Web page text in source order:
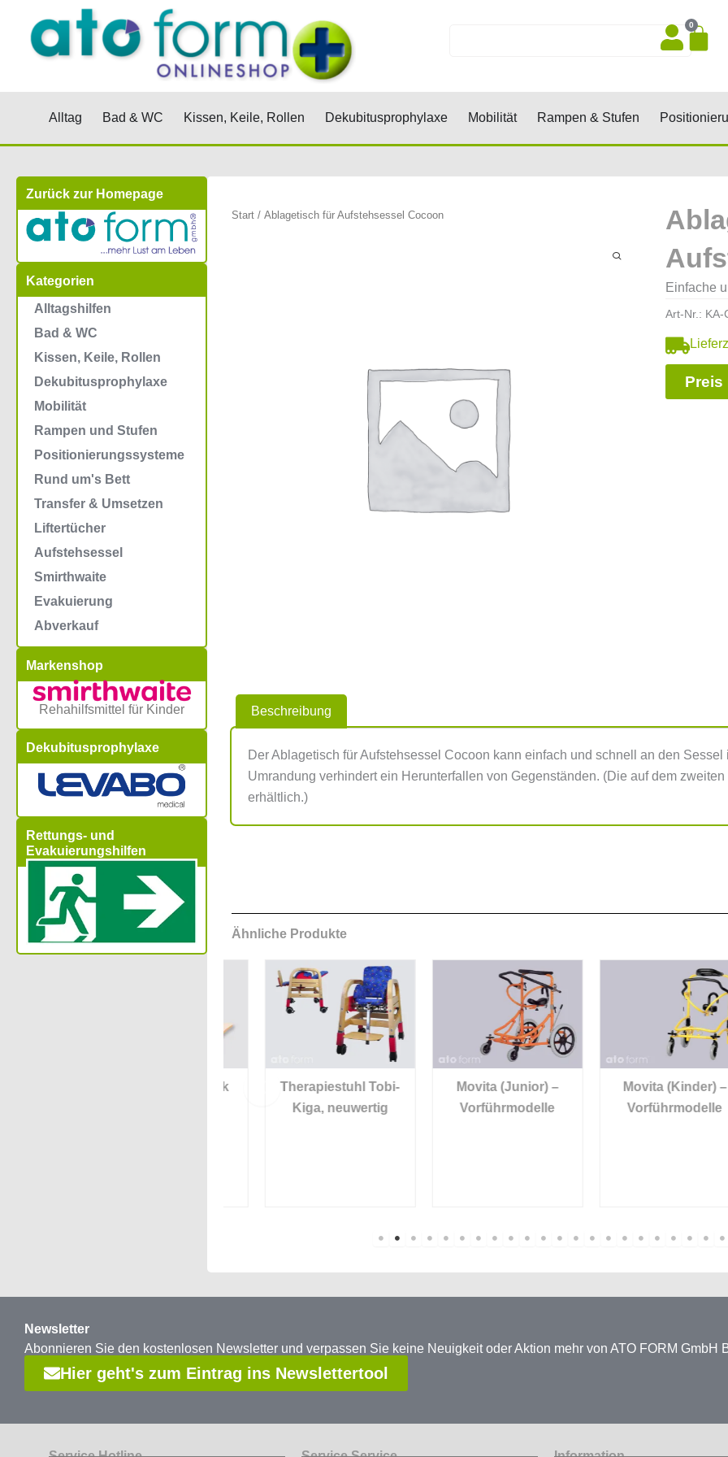
springen
0
Alltag Öffne Alltag
Bad & WC Öffne Bad & WC
Kissen, Keile, Rollen Öffne Kissen, Keile, Rollen
Dekubitusprophylaxe Öffne Dekubitusprophylaxe
Mobilität Öffne Mobilität
Rampen & Stufen Öffne
Zurück zur Homepage
Kategorien
Alltagshilfen
Bad & WC
Kissen, Keile, Rollen
Dekubitusprophylaxe
Mobilität
Rampen und Stufen
Positionierungssysteme
Rund um's Bett
Transfer & Umsetzen
Liftertücher
Aufstehsessel
Smirthwaite
Evakuierung
Abverkauf
Markenshop
Rehahilfsmittel für Kinder
Dekubitusprophylaxe
Rettungs- und
Evakuierungshilfen
Start/ Ablagetisch für Aufstehsessel Cocoon
Einfache
Art-Nr.: KA-
Preis
Beschreibung
Der Ablagetisch für Aufstehsessel Cocoon kann einfach und schnell an den
Umrandung verhindert ein Herunterfallen von Gegenständen. (Die auf dem
erhältlich.)
Ähnliche Produkte
Therapiestuhl Tobi-
Kiga, neuwertig
Movita (Junior) –
Vorführmodelle
Movita (Kinder) –
Vorführmodelle
Newsletter
Abonnieren Sie den kostenlosen Newsletter und verpassen Sie keine Neuigkeit oder Aktion mehr von ATO FORM GmbH
Hier geht's zum Eintrag ins Newslettertool